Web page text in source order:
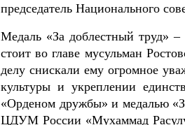
председатель Национального
Медаль «За доблестный труд»
стоит во главе мусульман
делу снискали ему огромное
культуры и укреплении
«Орденом дружбы» и медалью
ЦДУМ России «Мухаммад